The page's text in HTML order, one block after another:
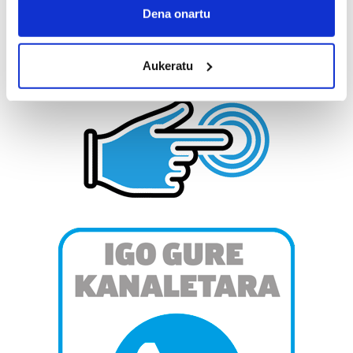
Collect information about your geographical
meters
Identify your device by actively scanning it for
specific characteristics (fingerprinting)
Find out more about how your personal data is processed
and set your preferences in thedetails section
Guk eta gure bazkideek zure datu pertsonalak
prozesatzen ditugu, zure IP zenbakia, besteak beste,
neurtzeko, jendeari buruzko informazioa biltzeko eta
produktuak garatzeko. Zure datuak nork eta zertarako
erabiltzen dituen hauta dezakezu.
Bazkide batzuek ez dizute baimenik eskatzen, eta beren
interes komertzial legitimoetan babesten dira. Ikusi gure
Dena onartu
Aukeratu